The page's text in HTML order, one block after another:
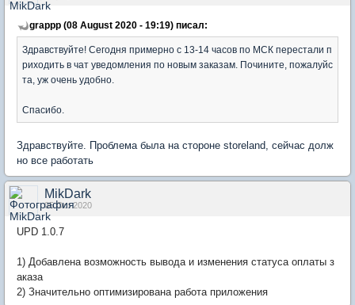
grappp (08 August 2020 - 19:19) писал:
Здравствуйте! Сегодня примерно с 13-14 часов по МСК перестали п
риходить в чат уведомления по новым заказам. Почините, пожалуйс
та, уж очень удобно.
Спасибо.
Здравствуйте. Проблема была на стороне storeland, сейчас долж
но все работать
MikDark
05 Oct 2020
UPD 1.0.7
1) Добавлена возможность вывода и изменения статуса оплаты з
аказа
2) Значительно оптимизирована работа приложения